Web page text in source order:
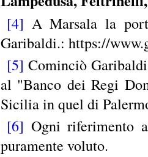
[4] A Marsala la
Garibaldi.: https://
[5] Cominciò
al "Banco dei Regi
Sicilia in quel di
[6] Ogni riferimento
puramente voluto.